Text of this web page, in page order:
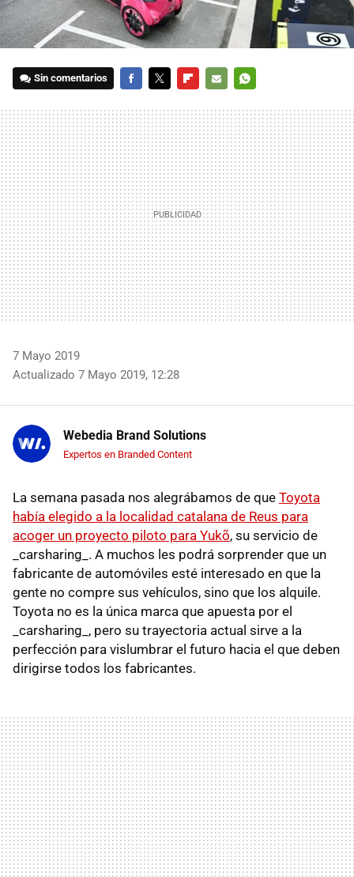
Sin comentarios
MAIL
7 Mayo 2019
Actualizado 7 Mayo 2019, 12:28
Webedia Brand Solutions
Expertos en Branded Content
La semana pasada nos alegrábamos de que Toyota
había elegido a la localidad catalana de Reus para
acoger un proyecto piloto para Yukõ, su servicio de
_carsharing_. A muchos les podrá sorprender que un
fabricante de automóviles esté interesado en que la
gente no compre sus vehículos, sino que los alquile.
Toyota no es la única marca que apuesta por el
_carsharing_, pero su trayectoria actual sirve a la
perfección para vislumbrar el futuro hacia el que deben
dirigirse todos los fabricantes.